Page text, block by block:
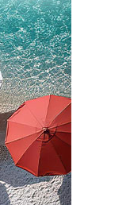
Ove godine
nazvanom
otvara
četvrtu godinu za
s radionicom
sa čijom
će se dvije
za plesnu